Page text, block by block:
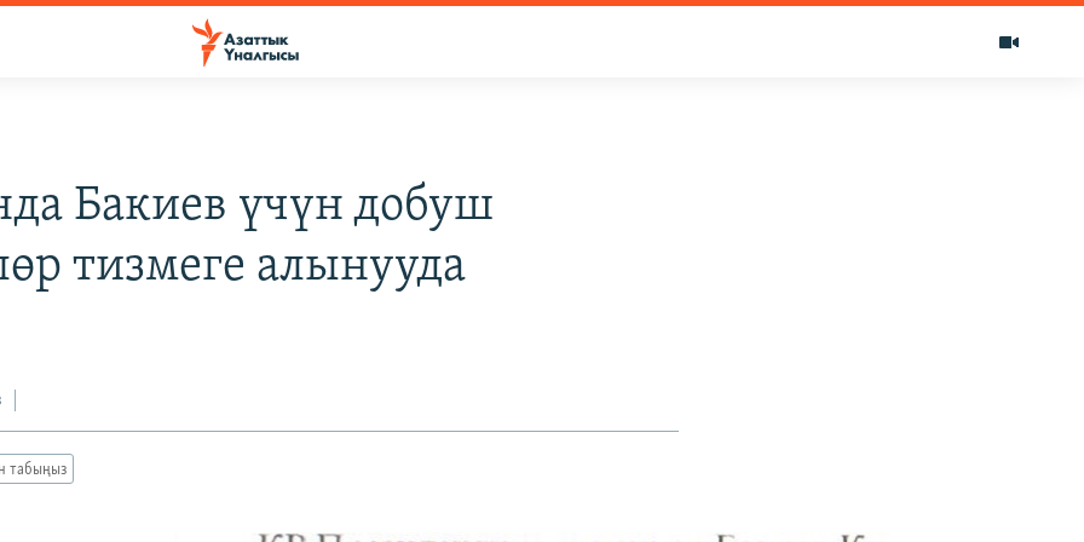
Бакиев үчүн добуш
тизмеге алынууда
табыңыз